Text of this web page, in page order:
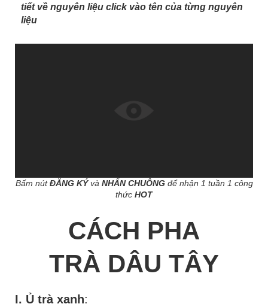
tiết về nguyên liệu click vào tên của từng nguyên
liệu
Bấm nútĐĂNG KÝvàNHẤN CHUÔNG để nhận 1 tuần 1 công
thức HOT
CÁCH PHA
TRÀ DÂU TÂY
I. Ủ trà xanh: